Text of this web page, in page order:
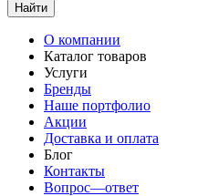
Найти
О компании
Каталог товаров
Услуги
Бренды
Наше портфолио
Акции
Доставка и оплата
Блог
Контакты
Вопрос—ответ